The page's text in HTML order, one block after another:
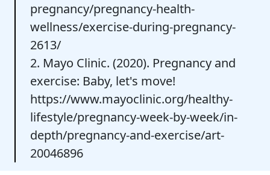
pregnancy/pregnancy-health-
wellness/exercise-during-pregnancy-
2613/
2. Mayo Clinic. (2020). Pregnancy and
exercise: Baby, let's move!
https://www.mayoclinic.org/healthy-
lifestyle/pregnancy-week-by-week/in-
depth/pregnancy-and-exercise/art-
20046896